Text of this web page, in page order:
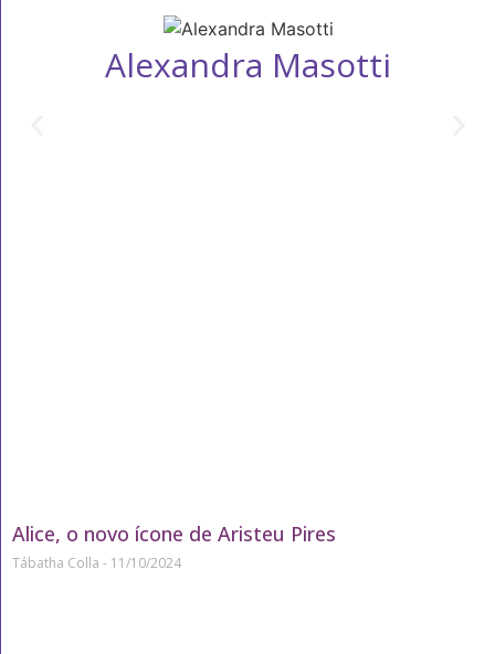
Alexandra Masotti
Alice, o novo ícone de Aristeu Pires
Tábatha Colla 11/10/2024